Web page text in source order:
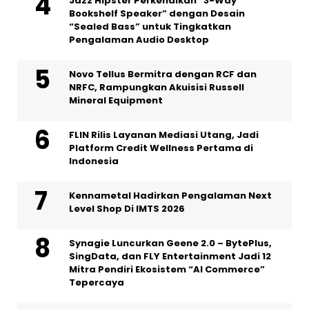
Bookshelf Speaker” dengan Desain
“Sealed Bass” untuk Tingkatkan
Pengalaman Audio Desktop
Novo Tellus Bermitra dengan RCF dan
NRFC, Rampungkan Akuisisi Russell
Mineral Equipment
FLIN Rilis Layanan Mediasi Utang, Jadi
Platform Credit Wellness Pertama di
Indonesia
Kennametal Hadirkan Pengalaman Next
Level Shop Di IMTS 2026
Synagie Luncurkan Geene 2.0 – BytePlus,
SingData, dan FLY Entertainment Jadi 12
Mitra Pendiri Ekosistem “AI Commerce”
Tepercaya